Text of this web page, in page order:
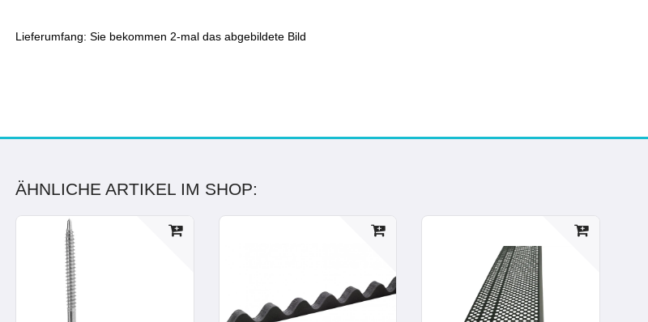
Lieferumfang: Sie bekommen 2-mal das abgebildete Bild
ÄHNLICHE ARTIKEL IM SHOP: